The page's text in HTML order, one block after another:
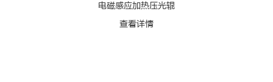
电磁感应加热压光辊
查看详情